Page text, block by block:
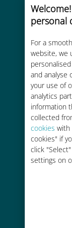
personal
For a
website, we
and analyse
your use of
analytics
information
collected
cookies with
cookies" if
click
settings on
Hasta